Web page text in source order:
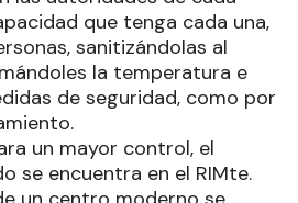
que tenga cada una,
sanitizándolas al
la temperatura e
de seguridad, como por
un mayor control, el
se encuentra en el RIMte.